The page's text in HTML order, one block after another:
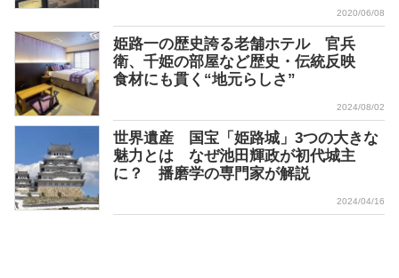
2020/06/08
姫路一の歴史誇る老舗ホテル 官兵
衛、千姫の部屋など歴史・伝統反映
食材にも貫く“地元らしさ”
2024/08/02
世界遺産 国宝「姫路城」3つの大きな
魅力とは なぜ池田輝政が初代城主
に？ 播磨学の専門家が解説
2024/04/16